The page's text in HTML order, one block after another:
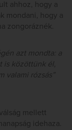
ahhoz, hogy a
mondani, hogy a
zongoráznék.
azt mondta: a
is közöttünk él,
valami rózsás”
mellett
idehaza.